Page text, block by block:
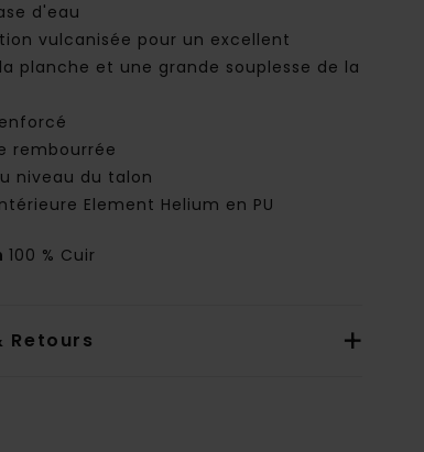
d'eau
vulcanisée pour un excellent
planche et une grande souplesse de la
rembourrée
niveau du talon
Element Helium en PU
100 % Cuir
Retours